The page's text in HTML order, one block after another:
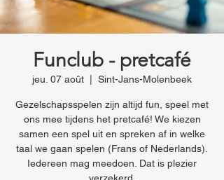
Funclub - pretcafé
jeu. 07 août Sint-Jans-Molenbeek
Gezelschapsspelen zijn altijd fun, speel met
ons mee tijdens het pretcafé! We kiezen
samen een spel uit en spreken af in welke
taal we gaan spelen (Frans of Nederlands).
Iedereen mag meedoen. Dat is plezier